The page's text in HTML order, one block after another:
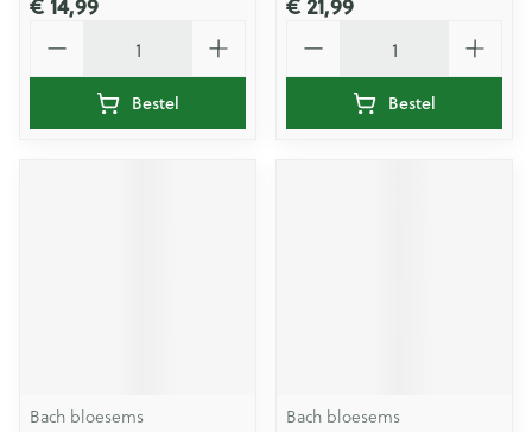
Bestel Bestel
Bach bloesems Bach bloesems